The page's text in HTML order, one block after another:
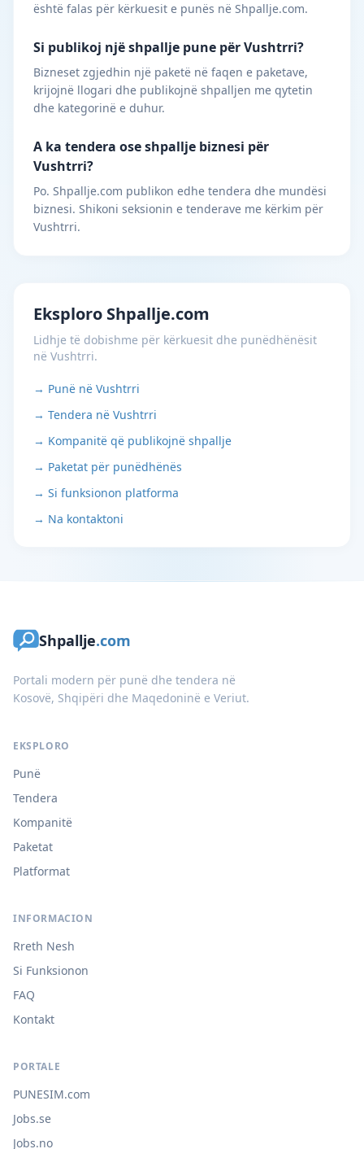
është falas për kërkuesit e punës në Shpallje.com.
Si publikoj një shpallje pune për Vushtrri?
Bizneset zgjedhin një paketë në faqen e paketave,
krijojnë llogari dhe publikojnë shpalljen me qytetin
dhe kategorinë e duhur.
A ka tendera ose shpallje biznesi për
Vushtrri?
Po. Shpallje.com publikon edhe tendera dhe mundësi
biznesi. Shikoni seksionin e tenderave me kërkim për
Vushtrri.
Eksploro Shpallje.com
Lidhje të dobishme për kërkuesit dhe punëdhënësit
në Vushtrri.
→ Punë në Vushtrri
→ Tendera në Vushtrri
→ Kompanitë që publikojnë shpallje
→ Paketat për punëdhënës
→ Si funksionon platforma
→ Na kontaktoni
Shpallje.com
Portali modern për punë dhe tendera në
Kosovë, Shqipëri dhe Maqedoninë e Veriut.
EKSPLORO
Punë
Tendera
Kompanitë
Paketat
Platformat
INFORMACION
Rreth Nesh
Si Funksionon
FAQ
Kontakt
PORTALE
PUNESIM.com
Jobs.se
Jobs.no